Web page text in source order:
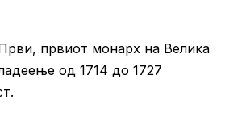
првиот монарх на Велика
од 1714 до 1727